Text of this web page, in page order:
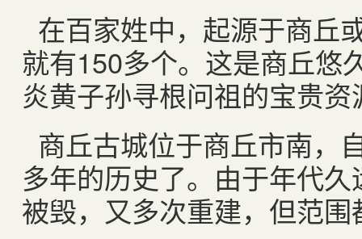
在百家姓中，起源于商丘
就有150多个。这是商丘悠
炎黄子孙寻根问祖的宝贵资
商丘古城位于商丘市南，
多年的历史了。由于年代
被毁，又多次重建，但范